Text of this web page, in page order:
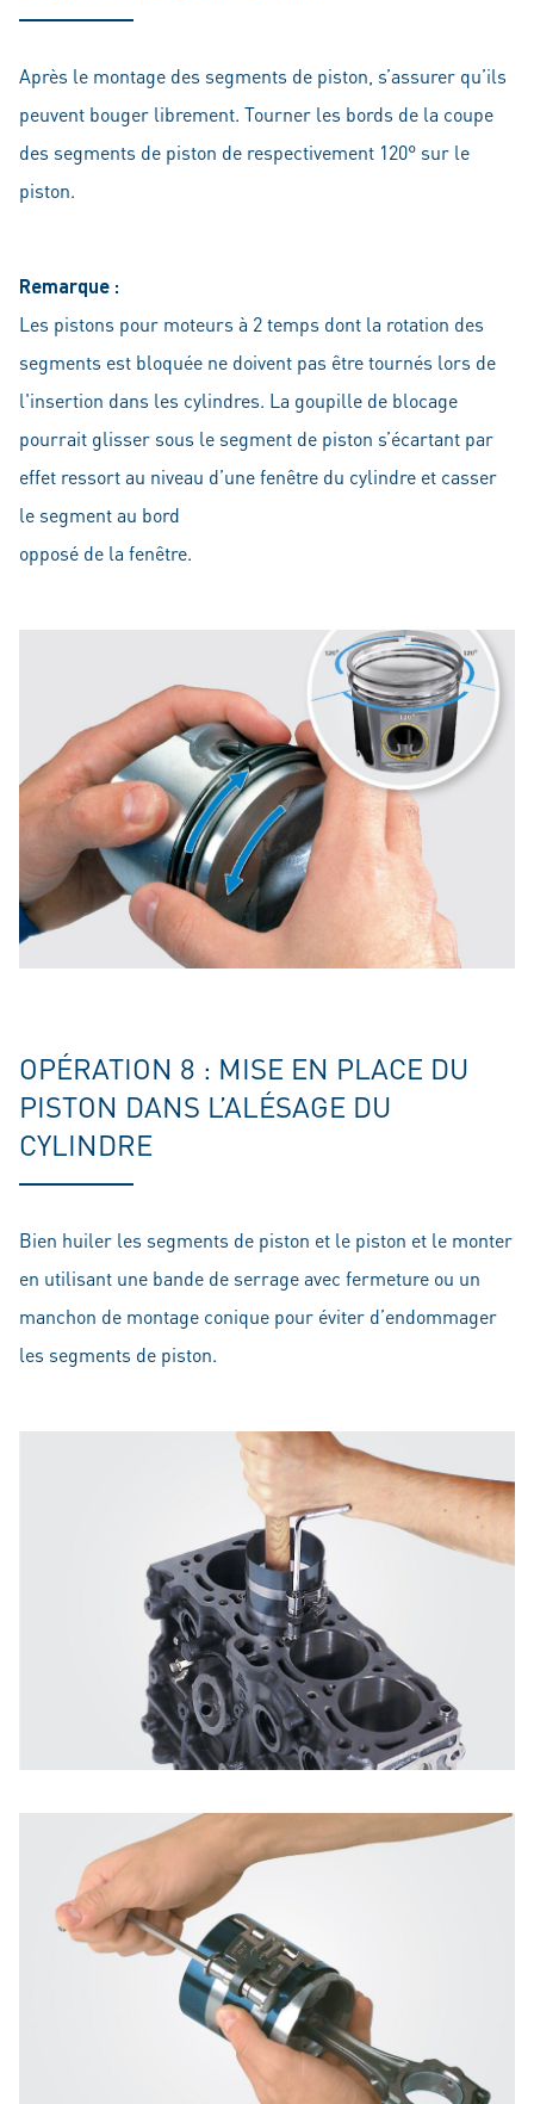
Après le montage des segments de piston, s’assurer qu’ils
peuvent bouger librement. Tourner les bords de la coupe
des segments de piston de respectivement 120° sur le
piston.
Remarque :
Les pistons pour moteurs à 2 temps dont la rotation des
segments est bloquée ne doivent pas être tournés lors de
l'insertion dans les cylindres. La goupille de blocage
pourrait glisser sous le segment de piston s’écartant par
effet ressort au niveau d’une fenêtre du cylindre et casser
le segment au bord
opposé de la fenêtre.
OPÉRATION 8 : MISE EN PLACE DU
PISTON DANS L’ALÉSAGE DU
CYLINDRE
Bien huiler les segments de piston et le piston et le monter
en utilisant une bande de serrage avec fermeture ou un
manchon de montage conique pour éviter d’endommager
les segments de piston.